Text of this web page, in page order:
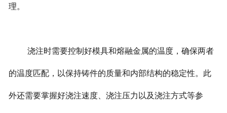
理。
浇注时需要控制好模具和熔融金属的温度，确保两者
的温度匹配，以保持铸件的质量和内部结构的稳定性。此
外还需要掌握好浇注速度、浇注压力以及浇注方式等参